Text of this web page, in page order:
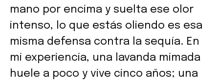
mano por encima y suelta ese olor
intenso, lo que estás oliendo es esa
misma defensa contra la sequía. En
mi experiencia, una lavanda mimada
huele a poco y vive cinco años; una